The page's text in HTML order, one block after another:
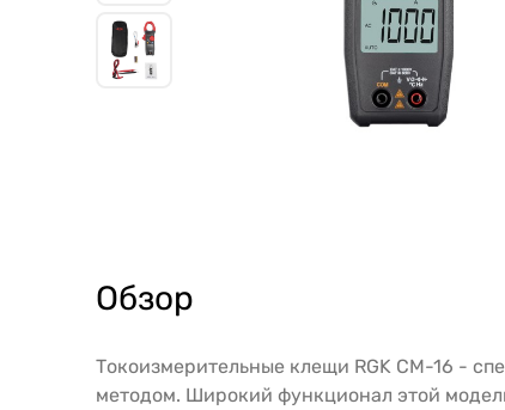
Обзор
Токоизмерительные клещи RGK CM-16 -
методом. Широкий функционал этой